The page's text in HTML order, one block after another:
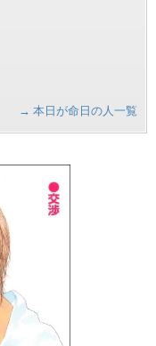
→ 本日が命日の人一覧